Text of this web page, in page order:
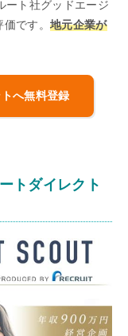
ート社グッドエージ
価です。地元企業が
へ無料登録
トダイレクト